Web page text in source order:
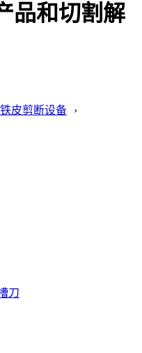
品和切割解
皮剪断设备
刀